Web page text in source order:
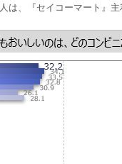
は、『セイコーマート』